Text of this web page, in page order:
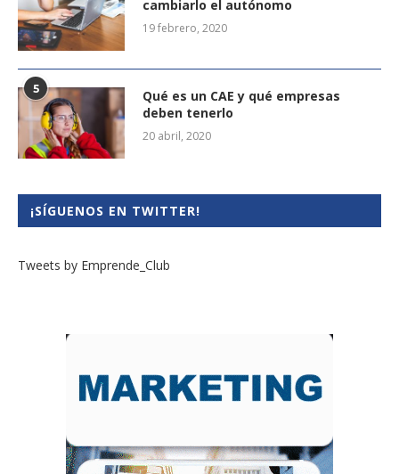
cambiarlo el autónomo
19 febrero, 2020
5
Qué es un CAE y qué empresas
deben tenerlo
20 abril, 2020
¡SÍGUENOS EN TWITTER!
Tweets by Emprende_Club